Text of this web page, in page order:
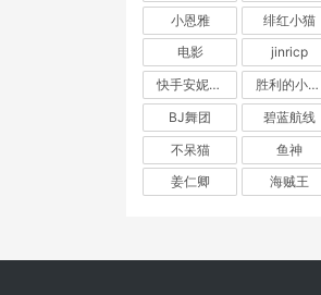
小恩雅
绯红小猫
电影
jinricp
快手安妮朵朵
胜利的小生活
BJ舞团
碧蓝航线
不呆猫
鱼神
姜仁卿
海贼王